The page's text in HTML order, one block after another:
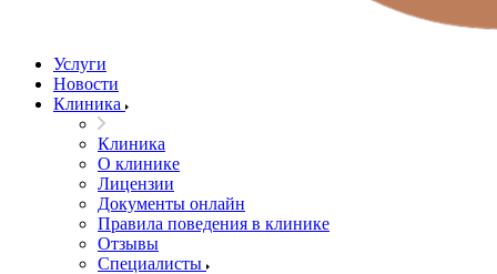
Услуги
Новости
Клиника
Клиника
О клинике
Лицензии
Документы онлайн
Правила поведения в клинике
Отзывы
Специалисты